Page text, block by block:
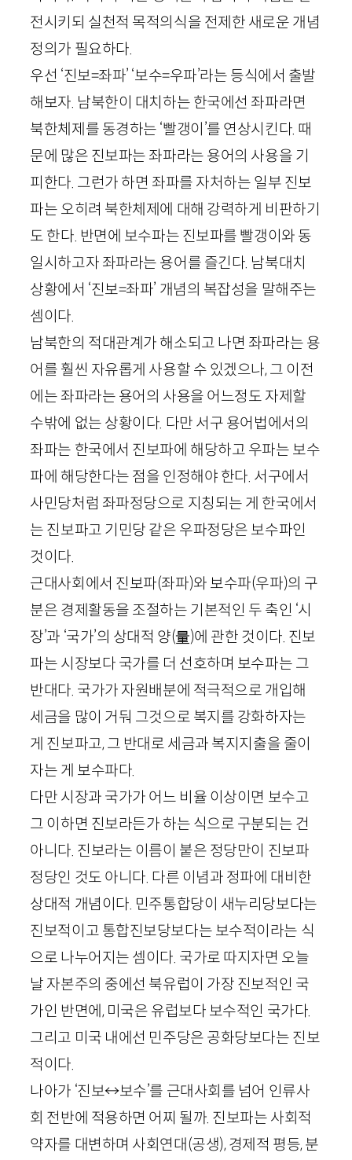
전시키되 실천적 목적의식을 전제한 새로운 개념
정의가 필요하다.
우선 ‘진보=좌파’ ‘보수=우파’라는 등식에서 출발
해보자. 남북한이 대치하는 한국에선 좌파라면
북한체제를 동경하는 ‘빨갱이’를 연상시킨다. 때
문에 많은 진보파는 좌파라는 용어의 사용을 기
피한다. 그런가 하면 좌파를 자처하는 일부 진보
파는 오히려 북한체제에 대해 강력하게 비판하기
도 한다. 반면에 보수파는 진보파를 빨갱이와 동
일시하고자 좌파라는 용어를 즐긴다. 남북대치
상황에서 ‘진보=좌파’ 개념의 복잡성을 말해주는
셈이다.
남북한의 적대관계가 해소되고 나면 좌파라는 용
어를 훨씬 자유롭게 사용할 수 있겠으나, 그 이전
에는 좌파라는 용어의 사용을 어느정도 자제할
수밖에 없는 상황이다. 다만 서구 용어법에서의
좌파는 한국에서 진보파에 해당하고 우파는 보수
파에 해당한다는 점을 인정해야 한다. 서구에서
사민당처럼 좌파정당으로 지칭되는 게 한국에서
는 진보파고 기민당 같은 우파정당은 보수파인
것이다.
근대사회에서 진보파(좌파)와 보수파(우파)의 구
분은 경제활동을 조절하는 기본적인 두 축인 ‘시
장’과 ‘국가’의 상대적 양(量)에 관한 것이다. 진보
파는 시장보다 국가를 더 선호하며 보수파는 그
반대다. 국가가 자원배분에 적극적으로 개입해
세금을 많이 거둬 그것으로 복지를 강화하자는
게 진보파고, 그 반대로 세금과 복지지출을 줄이
자는 게 보수파다.
다만 시장과 국가가 어느 비율 이상이면 보수고
그 이하면 진보라든가 하는 식으로 구분되는 건
아니다. 진보라는 이름이 붙은 정당만이 진보파
정당인 것도 아니다. 다른 이념과 정파에 대비한
상대적 개념이다. 민주통합당이 새누리당보다는
진보적이고 통합진보당보다는 보수적이라는 식
으로 나누어지는 셈이다. 국가로 따지자면 오늘
날 자본주의 중에선 북유럽이 가장 진보적인 국
가인 반면에, 미국은 유럽보다 보수적인 국가다.
그리고 미국 내에선 민주당은 공화당보다는 진보
적이다.
나아가 ‘진보↔보수’를 근대사회를 넘어 인류사
회 전반에 적용하면 어찌 될까. 진보파는 사회적
약자를 대변하며 사회연대(공생), 경제적 평등, 분